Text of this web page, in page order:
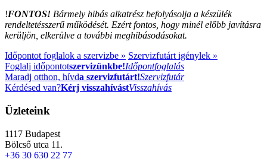
!FONTOS! Bármely hibás alkatrész befolyásolja a készülék
rendeltetésszerű működését. Ezért fontos, hogy minél előbb javításra
kerüljön, elkerülve a további meghibásodásokat.
Időpontot foglalok a szervizbe » Szervizfutárt igénylek »
Foglalj időpontotszervizünkbe!Időpontfoglalás
Maradj otthon, hívda szervizfutárt!Szervizfutár
Kérdésed van?Kérj visszahívástVisszahívás
Üzleteink
1117 Budapest
Bölcső utca 11.
+36 30 630 22 77